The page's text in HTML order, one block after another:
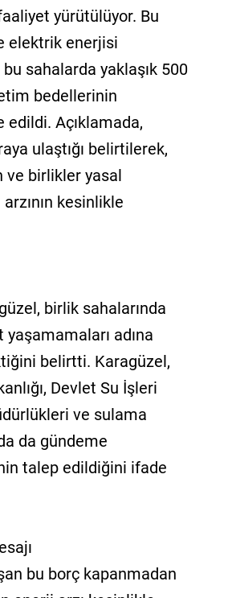
yürütülüyor. Bu
elektrik enerjisi
bu sahalarda yaklaşık 500
bedellerinin
edildi. Açıklamada,
ulaştığı belirtilerek,
ve birlikler yasal
kesinlikle
birlik sahalarında
adına
belirtti. Karagüzel,
Devlet Su İşleri
ve sulama
da gündeme
talep edildiğini ifade
bu borç kapanmadan